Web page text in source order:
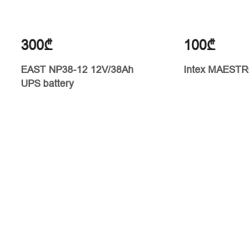
300₾
EAST NP38-12 12V/38Ah
UPS battery
100₾
Intex